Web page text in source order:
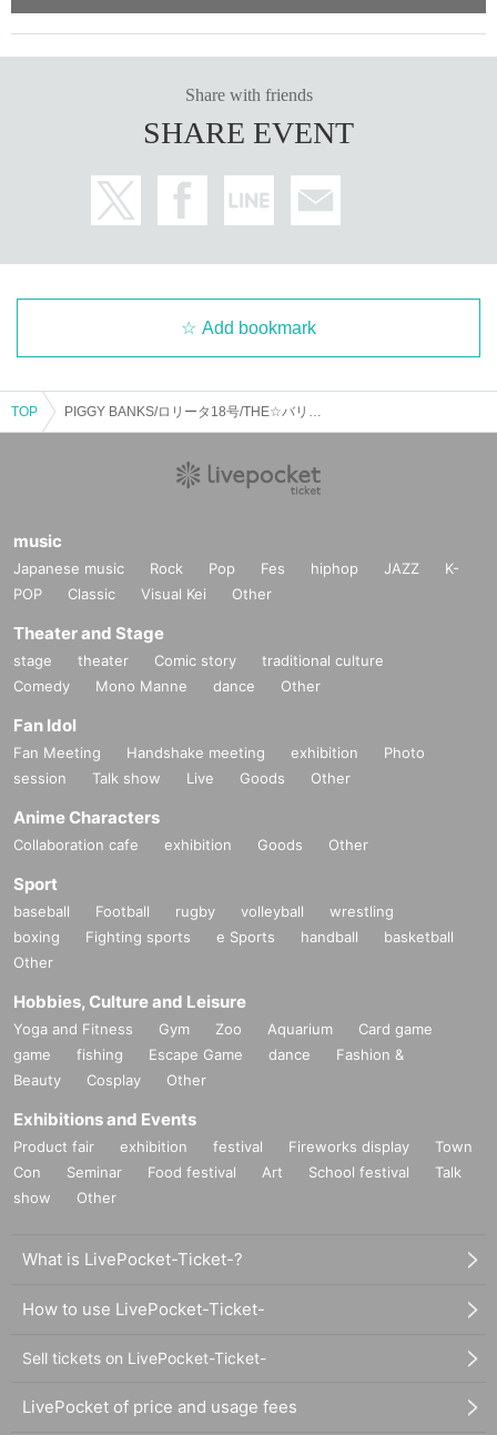
Share with friends
SHARE EVENT
Add bookmark
TOP
music
Japanese music Rock Pop Fes hiphop JAZZ
K-
POP
Classic Visual Kei Other
Theater and Stage
stage theater Comic story
traditional culture
Comedy
Mono Manne dance Other
Fan Idol
Fan Meeting Handshake meeting exhibition
Photo
session
Talk show Live Goods Other
Anime Characters
Collaboration cafe exhibition Goods Other
Sport
baseball Football rugby volleyball
wrestling
boxing
Fighting sports e Sports handball
basketball
Other
Hobbies, Culture and Leisure
Yoga and Fitness Gym Zoo Aquarium
Card game
game
fishing Escape Game dance
Fashion &
Beauty
Cosplay Other
Exhibitions and Events
Product fair exhibition festival Fireworks display
Town
Con
Seminar Food festival Art School festival
Talk
show
Other
What is LivePocket-Ticket-?
How to use LivePocket-Ticket-
Sell tickets on LivePocket-Ticket-
LivePocket of price and usage fees